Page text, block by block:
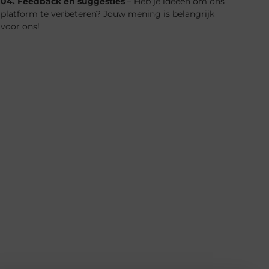
platform te verbeteren? Jouw mening is belangrijk
voor ons!